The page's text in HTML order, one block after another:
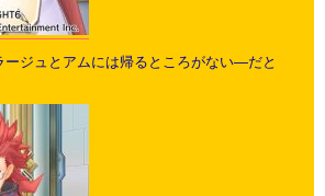
ジュとアムには帰るところがない―だと